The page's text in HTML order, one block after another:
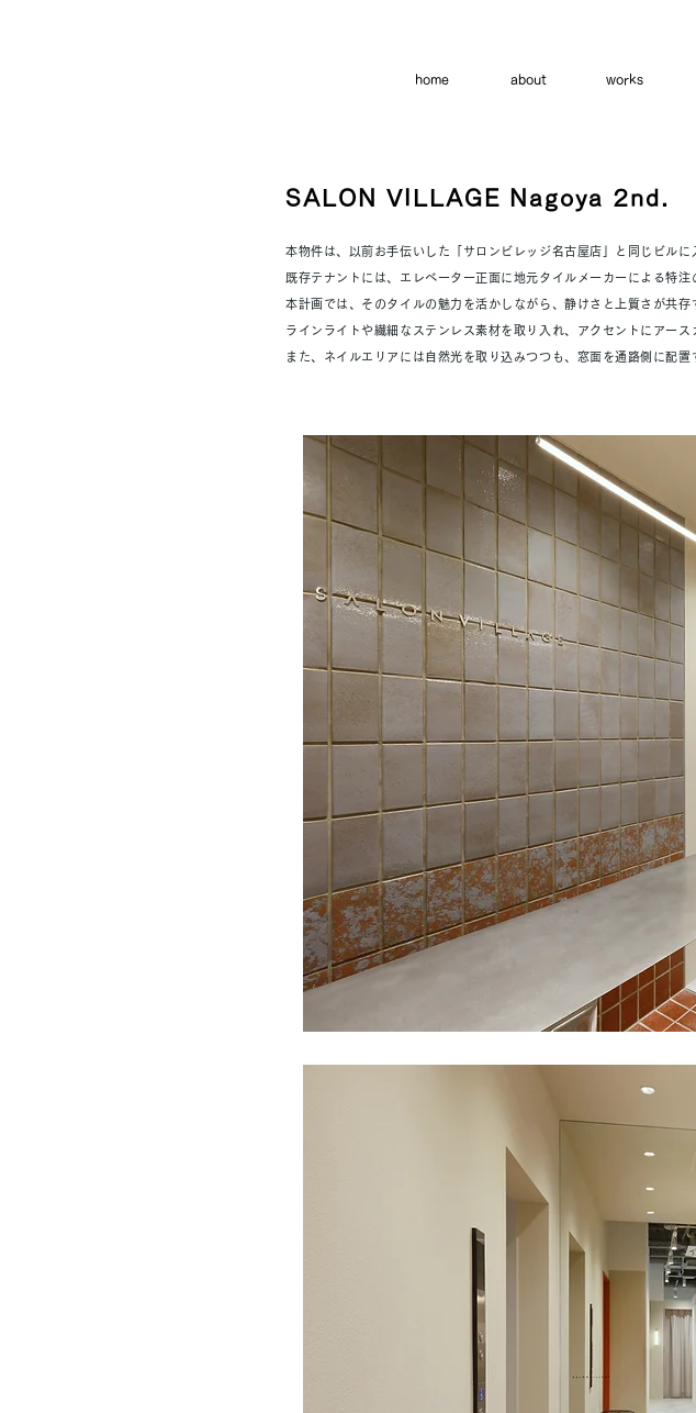
home about works
SALON VILLAGE Nagoya 2nd.
本物件は、以前お手伝いした「サロンビレッジ名古屋店」と同じビル
既存テナントには、エレベーター正面に地元タイルメーカーによる特
本計画では、そのタイルの魅力を活かしながら、静けさと上質さが共
ラインライトや繊細なステンレス素材を取り入れ、アクセントにアー
また、ネイルエリアには自然光を取り込みつつも、窓面を通路側に配